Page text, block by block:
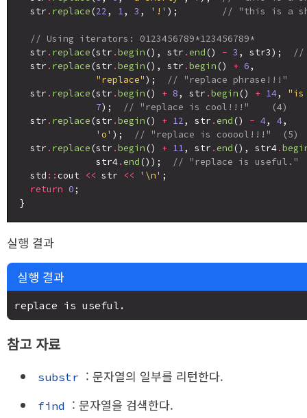
  str
. replace (22, 1, 3 , '!' ); // "this is a
// Using iterators: 0123456789*123456789*
  str
. replace (str .begin (), str . end () - 3 , str3);
//
  str
. replace (str .begin (), str .begin () + 6,
"replace");
// "replace phrase!!!"
  str
. replace (str .begin () + 8, str .begin () + 14, "is
7);
// "replace is cool!!!"    (4)
  str
. replace (str .begin () + 12, str . end () - 4, 4,
'o' );
// "replace is cooool!!!"  (5)
  str
. replace (str .begin () + 11, str . end (), str4.
              str4
. end ());
// "replace is useful."
  std
::cout << str << '\n' ;
return 0 ;
실행 결과
실행 결과
참고 자료
substr : 문자열의 일부를 리턴한다.
find : 문자열을 검색한다.